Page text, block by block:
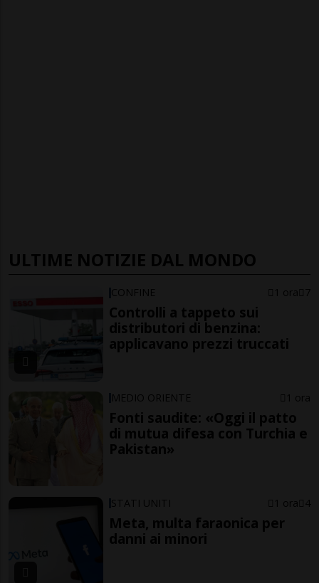
ULTIME NOTIZIE DAL MONDO
CONFINE 1 ora 7
Controlli a tappeto sui
distributori di benzina:
applicavano prezzi truccati
MEDIO ORIENTE 1 ora
Fonti saudite: «Oggi il patto
di mutua difesa con Turchia e
Pakistan»
STATI UNITI 1 ora 4
Meta, multa faraonica per
danni ai minori